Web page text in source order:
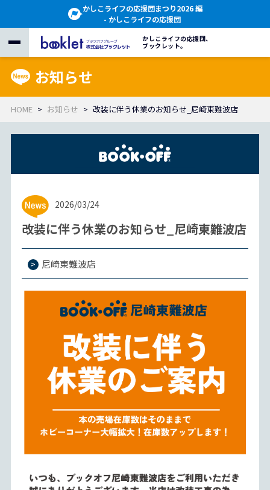
かしこライフの応援団まつり2026 編
- かしこライフの応援団
かしこライフの応援団、
ブックレット。
お知らせ
HOME お知らせ 改装に伴う休業のお知らせ_尼崎東難波店
2026/03/24
改装に伴う休業のお知らせ_尼崎東難波店
尼崎東難波店